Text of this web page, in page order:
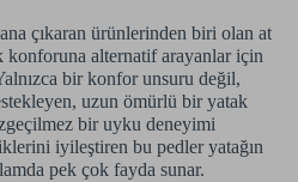
çıkaran ürünlerinden biri olan at
konforuna alternatif arayanlar için
bir konfor unsuru değil,
uzun ömürlü bir yatak
bir uyku deneyimi
iyileştiren bu pedler yatağın
pek çok fayda sunar.